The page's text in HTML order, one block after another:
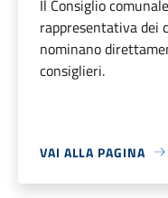
Il Consiglio
rappresentativa dei
nominano
consiglieri.
VAI ALLA PAGINA